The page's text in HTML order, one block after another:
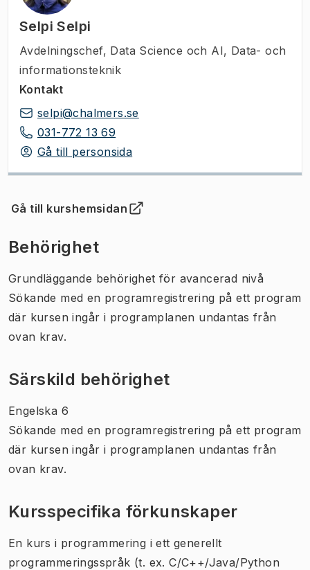
Selpi Selpi
Avdelningschef, Data Science och AI, Data- och
informationsteknik
Kontakt
selpi@chalmers.se
031-772 13 69
Gå till personsida
Gå till kurshemsidan
(Öppnas i ny flik)
Behörighet
Grundläggande behörighet för avancerad nivå
Sökande med en programregistrering på ett program
där kursen ingår i programplanen undantas från
ovan krav.
Särskild behörighet
Engelska 6
Sökande med en programregistrering på ett program
där kursen ingår i programplanen undantas från
ovan krav.
Kursspecifika förkunskaper
En kurs i programmering i ett generellt
programmeringsspråk (t. ex. C/C++/Java/Python